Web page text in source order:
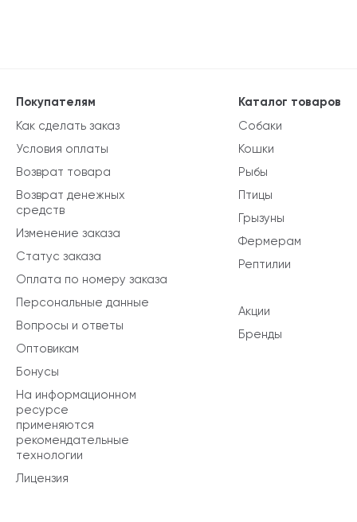
Каталог товаров
Собаки
Кошки
Рыбы
Птицы
Грызуны
Фермерам
Рептилии
Акции
Бренды
Покупателям
Как сделать заказ
Условия оплаты
Возврат товара
Возврат денежных
средств
Изменение заказа
Статус заказа
Оплата по номеру заказа
Персональные данные
Вопросы и ответы
Оптовикам
Бонусы
На информационном
ресурсе
применяются
рекомендательные
технологии
Лицензия